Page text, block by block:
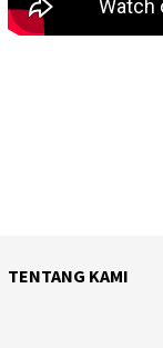
TENTANG KAMI